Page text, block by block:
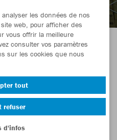
les données de nos
web, pour afficher des
vous offrir la meilleure
consulter vos paramètres
sur les cookies que nous
tout
refuser
d'infos